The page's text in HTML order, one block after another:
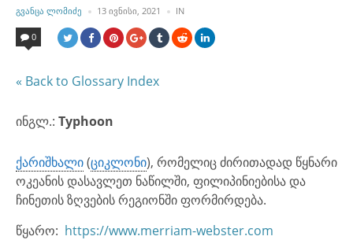
POSTED
BY
ᲒᲕᲐᲜᲪᲐ ᲚᲝᲛᲘᲫᲔ 13 ᲘᲕᲜᲘᲡᲘ, 2021 INPOSTED
IN
0
« Back to Glossary Index
ინგლ.: Typhoon
ქარიშხალი(ციკლონი), რომელიც ძირითადად წყნარი
ოკეანის დასავლეთ ნაწილში, ფილიპინიებისა და
ჩინეთის ზღვების რეგიონში ფორმირდება.
წყარო: https://www.merriam-webster.com